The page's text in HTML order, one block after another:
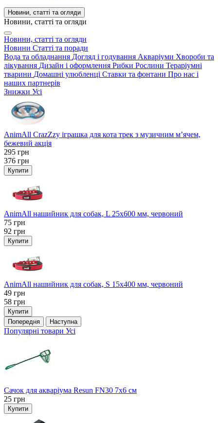
Новини, статті та огляди
Новини, статті та огляди
Новини, статті та огляди
Новини Статті та поради
Вода та обладнання Догляд і годування Акваріуми Хвороби та
лікування Дизайн і оформлення Рибки Рослини Тераріумні
тварини Домашні улюбленці Ставки та фонтани Про нас і
наших партнерів
Знижки Усі
AnimAll CrazZzy іграшка для кота трек з музичним м’ячем,
бежевий акція
295 грн
376 грн
Купити
AnimAll нашийник для собак, L 25x600 мм, червоний
75 грн
92 грн
Купити
AnimAll нашийник для собак, S 15х400 мм, червоний
49 грн
58 грн
Купити
Попередня
Наступна
Популярні товари Усі
Сачок для акваріума Resun FN30 7х6 см
25 грн
Купити